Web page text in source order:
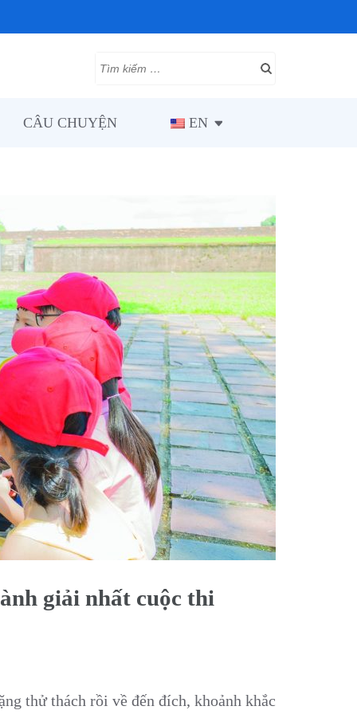
CÂU CHUYỆN EN
giải nhất cuộc thi
thử thách rồi về đến đích, khoảnh khắc